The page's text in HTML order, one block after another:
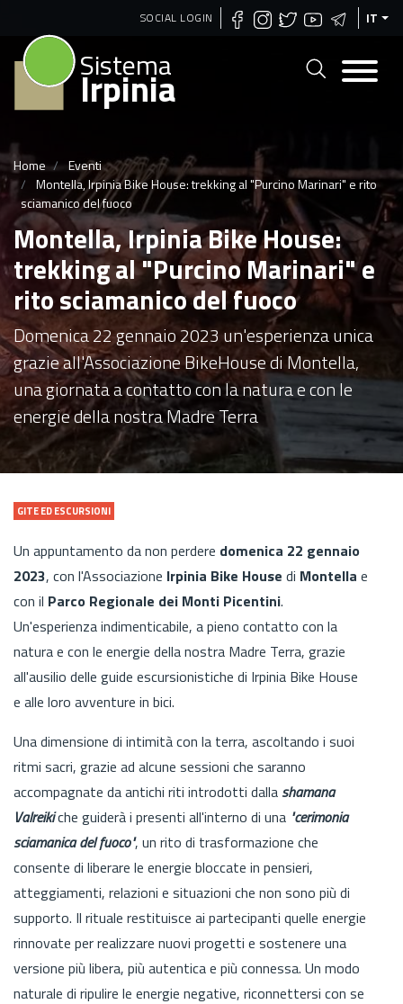
Salta
SOCIAL LOGIN IT
Sistema
Irpinia
Home
Eventi
Montella, Irpinia Bike House: trekking al "Purcino Marinari" e rito
sciamanico del fuoco
Montella, Irpinia Bike House:
trekking al "Purcino Marinari" e
rito sciamanico del fuoco
Domenica 22 gennaio 2023 un'esperienza unica
grazie all'Associazione BikeHouse di Montella,
una giornata a contatto con la natura e con le
energie della nostra Madre Terra
GITE ED ESCURSIONI
Un appuntamento da non perdere domenica 22 gennaio
2023, con l'Associazione Irpinia Bike House di Montella e
con il Parco Regionale dei Monti Picentini.
Un'esperienza indimenticabile, a pieno contatto con la
natura e con le energie della nostra Madre Terra, grazie
all'ausilio delle guide escursionistiche di Irpinia Bike House
e alle loro avventure in bici.
Una dimensione di intimità con la terra, ascoltando i suoi
ritmi sacri, grazie ad alcune sessioni che saranno
accompagnate da antichi riti introdotti dallashamana
Valreikiche guiderà i presenti all'interno di una "cerimonia
sciamanica del fuoco", un rito di trasformazione che
consente di liberare le energie bloccate in pensieri,
atteggiamenti, relazioni e situazioni che non sono più di
supporto. Il rituale restituisce ai partecipanti quelle energie
rinnovate per realizzare nuovi progetti e sostenere una
versione più libera, più autentica e più connessa. Un modo
naturale di ripulire le energie negative, riconnettersi con se